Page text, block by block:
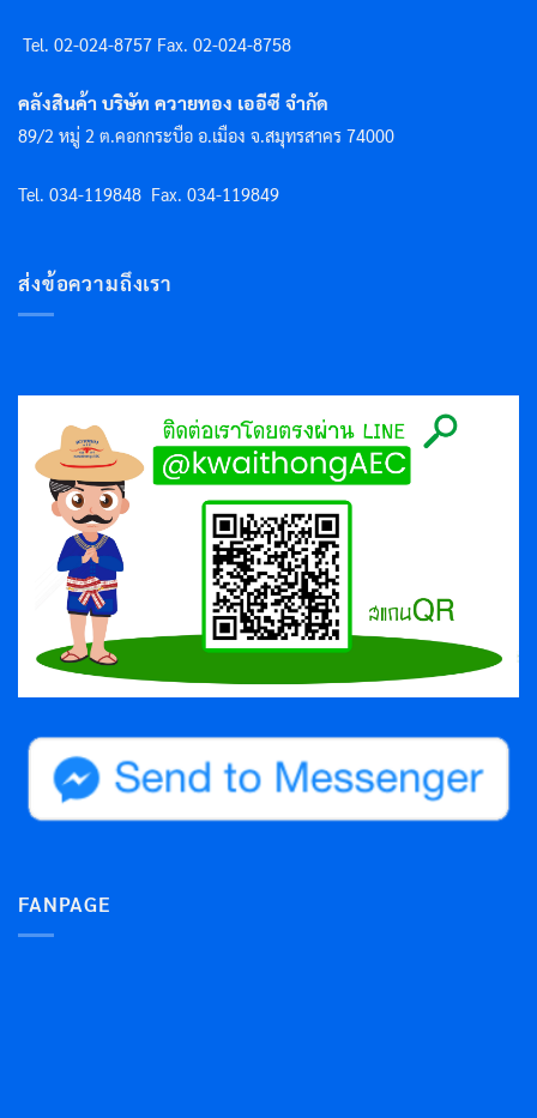
Tel. 02-024-8757 Fax. 02-024-8758
คลังสินค้า บริษัท ควายทอง เออีซี จำกัด
89/2 หมู่ 2 ต.คอกกระบือ อ.เมือง จ.สมุทรสาคร 74000
Tel. 034-119848 Fax. 034-119849
ส่งข้อความถึงเรา
FANPAGE